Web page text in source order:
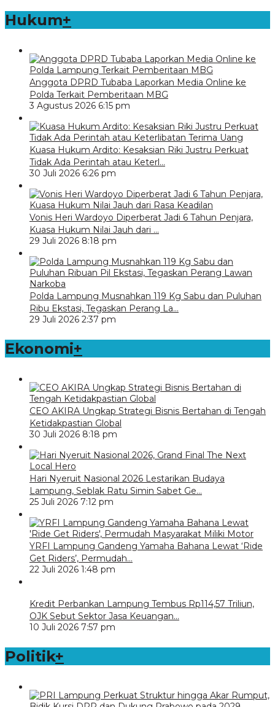
Hukum+
Anggota DPRD Tubaba Laporkan Media Online ke
Polda Terkait Pemberitaan MBG
3 Agustus 2026 6:15 pm
Kuasa Hukum Ardito: Kesaksian Riki Justru Perkuat
Tidak Ada Perintah atau Keterl…
30 Juli 2026 6:26 pm
Vonis Heri Wardoyo Diperberat Jadi 6 Tahun Penjara,
Kuasa Hukum Nilai Jauh dari …
29 Juli 2026 8:18 pm
Polda Lampung Musnahkan 119 Kg Sabu dan Puluhan
Ribu Ekstasi, Tegaskan Perang La…
29 Juli 2026 2:37 pm
Ekonomi+
CEO AKIRA Ungkap Strategi Bisnis Bertahan di Tengah
Ketidakpastian Global
30 Juli 2026 8:18 pm
Hari Nyeruit Nasional 2026 Lestarikan Budaya
Lampung, Seblak Ratu Simin Sabet Ge…
25 Juli 2026 7:12 pm
YRFI Lampung Gandeng Yamaha Bahana Lewat ‘Ride
Get Riders’, Permudah…
22 Juli 2026 1:48 pm
Kredit Perbankan Lampung Tembus Rp114,57 Triliun,
OJK Sebut Sektor Jasa Keuangan…
10 Juli 2026 7:57 pm
Politik+